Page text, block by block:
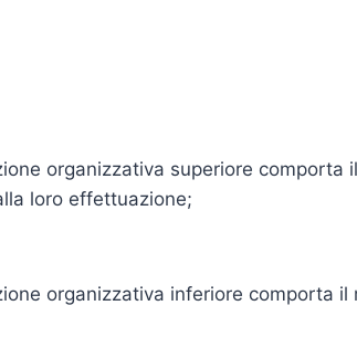
organizzativa superiore
loro effettuazione;
organizzativa inferiore comporta